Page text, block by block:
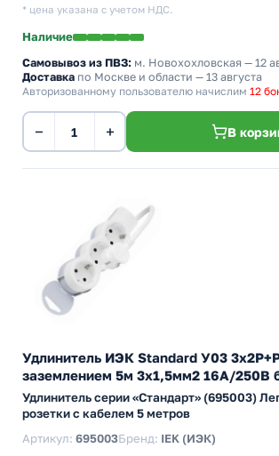
* цена указана с учетом НДС.
Наличие
Самовывоз из ПВЗ: м. Новохохловская — 12
Доставка по Москве и области — 13 августа
Авторизованному пользователю начислим 12
− + В
Удлинитель ИЭК Standard У03
заземлением 5м 3х1,5мм2 16А/250В
Удлинитель серии «Стандарт» (695003)
розетки с кабелем 5 метров
Артикул: 695003Бренд: IEK (ИЭК)